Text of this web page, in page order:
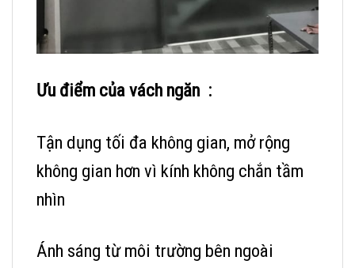
Ưu điểm của vách ngăn :
Tận dụng tối đa không gian, mở rộng
không gian hơn vì kính không chắn tầm
nhìn
Ánh sáng từ môi trường bên ngoài